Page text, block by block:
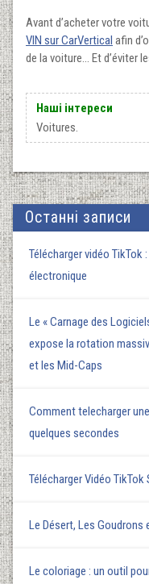
Avant d’acheter votre
VIN sur CarVertical afin
de la voiture… Et d’éviter
Наші інтереси
Voitures.
Останні записи
Télécharger vidéo
électronique
Le « Carnage des
expose la rotation
et les Mid-Caps
Comment telecharger
quelques secondes
Télécharger Vidéo
Le Désert, Les Goudrons
Le coloriage : un outil